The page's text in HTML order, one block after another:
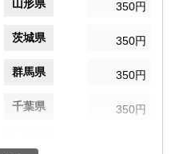
山形県 350円
茨城県 350円
群馬県 350円
千葉県 350円